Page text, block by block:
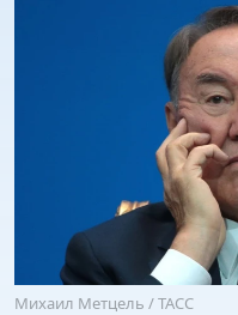
Михаил Метцель / ТАСС